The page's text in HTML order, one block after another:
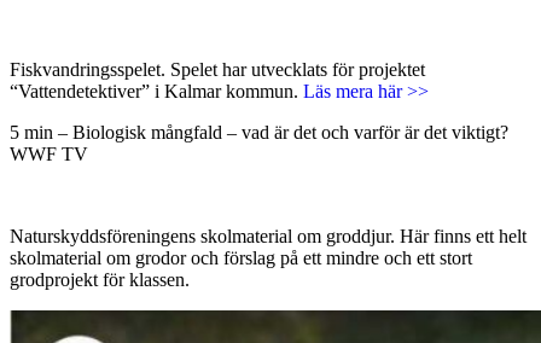
Fiskvandringsspelet. Spelet har utvecklats för projektet
“Vattendetektiver” i Kalmar kommun. Läs mera här >>
5 min – Biologisk mångfald – vad är det och varför är det viktigt?
WWF TV
Naturskyddsföreningens skolmaterial om groddjur. Här finns ett helt
skolmaterial om grodor och förslag på ett mindre och ett stort
grodprojekt för klassen.